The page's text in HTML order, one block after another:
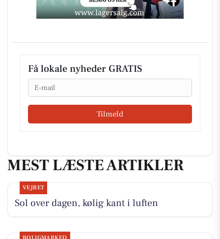
Få lokale nyheder GRATIS
Email
Tilmeld
MEST LÆSTE ARTIKLER
VEJRET
Sol over dagen, kølig kant i luften